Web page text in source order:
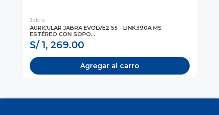
Jabra
AURICULAR JABRA EVOLVE2 55 - LINK390A MS
ESTÉREO CON SOPO...
S/ 1, 269.00
Agregar al carro